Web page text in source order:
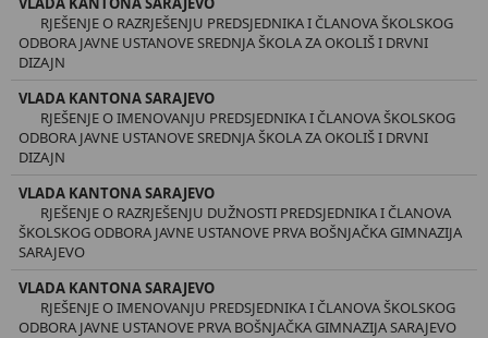
RJEŠENJE O RAZRJEŠENJU PREDSJEDNIKA I ČLANOVA ŠKOLSKOG
ODBORA JAVNE USTANOVE SREDNJA ŠKOLA ZA OKOLIŠ I DRVNI
DIZAJN
VLADA KANTONA SARAJEVO
RJEŠENJE O IMENOVANJU PREDSJEDNIKA I ČLANOVA ŠKOLSKOG
ODBORA JAVNE USTANOVE SREDNJA ŠKOLA ZA OKOLIŠ I DRVNI
DIZAJN
VLADA KANTONA SARAJEVO
RJEŠENJE O RAZRJEŠENJU DUŽNOSTI PREDSJEDNIKA I ČLANOVA
ŠKOLSKOG ODBORA JAVNE USTANOVE PRVA BOŠNJAČKA GIMNAZIJA
SARAJEVO
VLADA KANTONA SARAJEVO
RJEŠENJE O IMENOVANJU PREDSJEDNIKA I ČLANOVA ŠKOLSKOG
ODBORA JAVNE USTANOVE PRVA BOŠNJAČKA GIMNAZIJA SARAJEVO